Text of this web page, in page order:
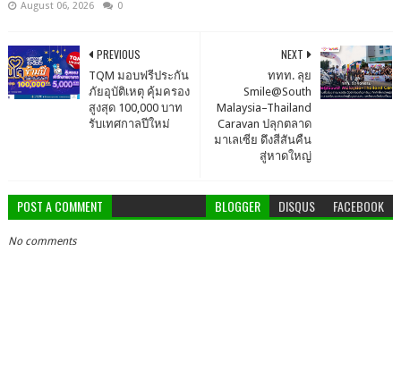
August 06, 2026 0
NEXT
ททท. ลุย
Smile@South
Malaysia–Thailand
Caravan ปลุกตลาด
มาเลเซีย ดึงสีสันคืน
สู่หาดใหญ่
PREVIOUS
TQM มอบฟรีประกัน
ภัยอุบัติเหตุ คุ้มครอง
สูงสุด 100,000 บาท
รับเทศกาลปีใหม่
POST A COMMENT BLOGGER DISQUS FACEBOOK
No comments